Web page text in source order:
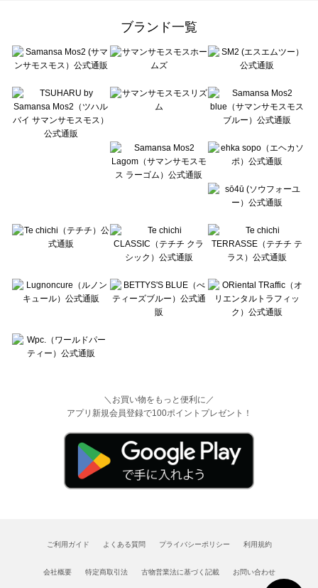
Te chichi（テチチ）の一覧
Te chichi CLASSIC（テチチ クラシック）の一覧
Lugnoncure（ルノンキュール）の一覧
BETTY'S BLUE（べティーズブルー）の一覧
Wpc.（ワールドパーティー）の一覧
ブランド一覧
＼お買い物をもっと便利に／
アプリ新規会員登録で100ポイントプレゼント！
ご利用ガイド よくある質問 プライバシーポリシー 利用規約
会社概要 特定商取引法 古物営業法に基づく記載 お問い合わせ